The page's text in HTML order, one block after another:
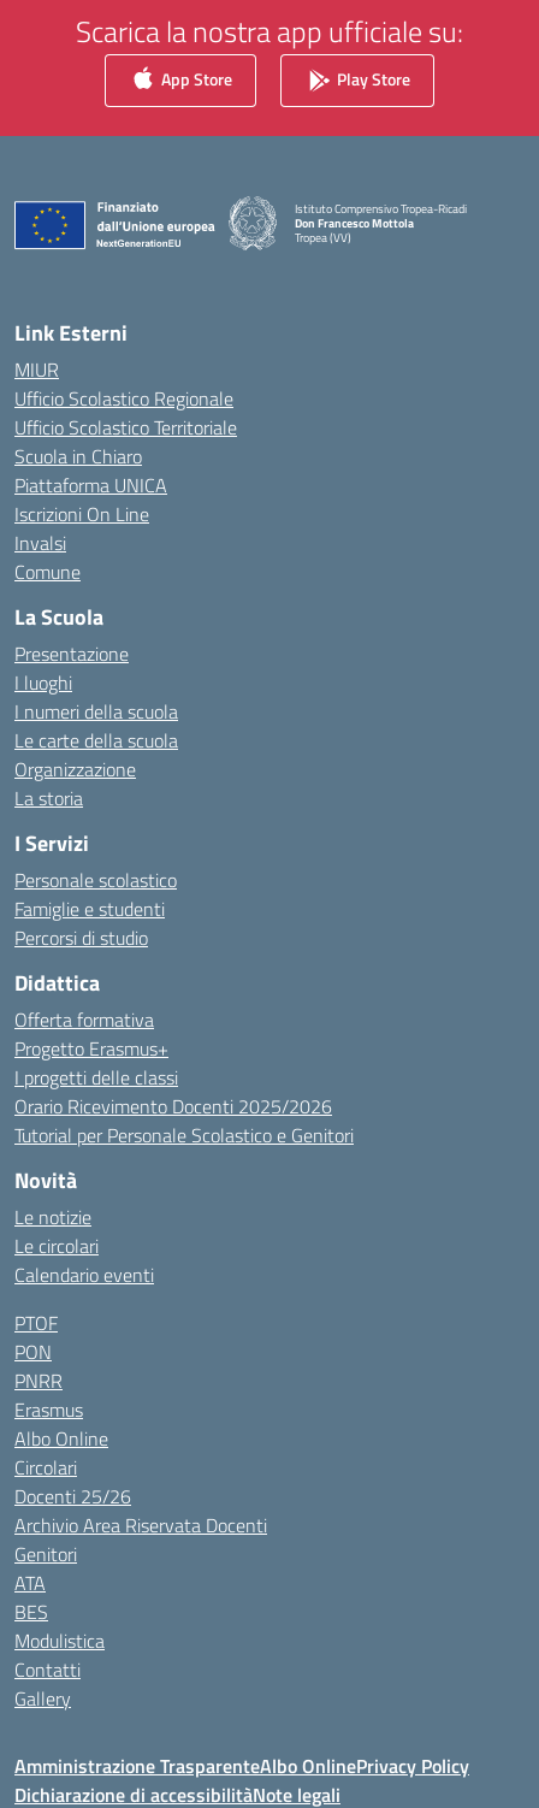
Scarica la nostra app ufficiale su:
App Store Play Store
Istituto Comprensivo Tropea-Ricadi
Don Francesco Mottola
Tropea (VV)
— Visita la pagina iniziale della scuola
Link Esterni
MIUR
Ufficio Scolastico Regionale
Ufficio Scolastico Territoriale
Scuola in Chiaro
Piattaforma UNICA
Iscrizioni On Line
Invalsi
Comune
La Scuola
Presentazione
I luoghi
I numeri della scuola
Le carte della scuola
Organizzazione
La storia
I Servizi
Personale scolastico
Famiglie e studenti
Percorsi di studio
Didattica
Offerta formativa
Progetto Erasmus+
I progetti delle classi
Orario Ricevimento Docenti 2025/2026
Tutorial per Personale Scolastico e Genitori
Novità
Le notizie
Le circolari
Calendario eventi
PTOF
PON
PNRR
Erasmus
Albo Online
Circolari
Docenti 25/26
Archivio Area Riservata Docenti
Genitori
ATA
BES
Modulistica
Contatti
Gallery
Amministrazione TrasparenteAlbo OnlinePrivacy Policy
Dichiarazione di accessibilitàNote legali